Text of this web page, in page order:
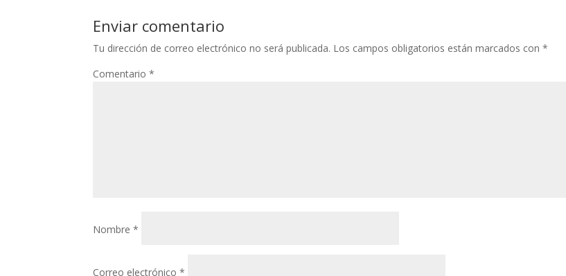
Enviar comentario
Tu dirección de correo electrónico no será publicada. Los campos obligatorios están marcados con*
Comentario*
Nombre*
Correo electrónico*